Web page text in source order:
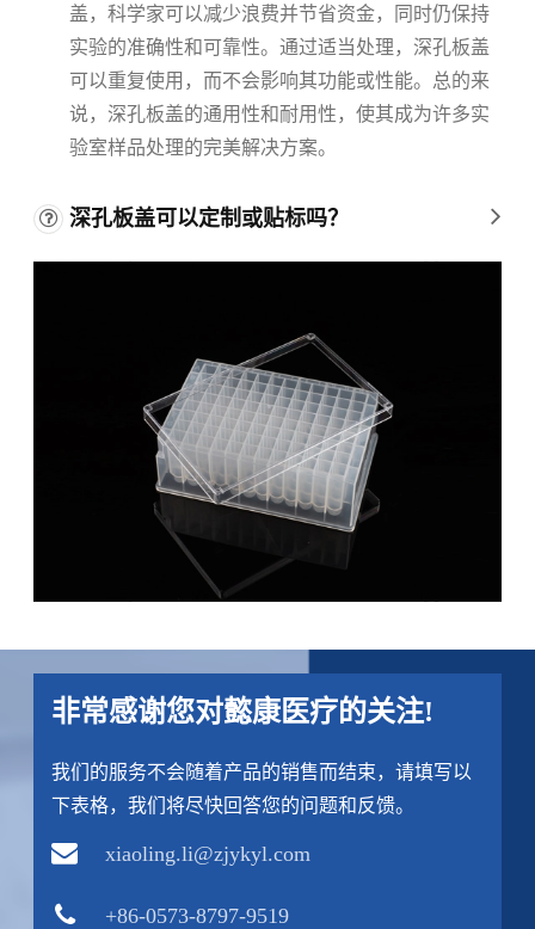
盖，科学家可以减少浪费并节省资金，同时仍保持
实验的准确性和可靠性。通过适当处理，深孔板盖
可以重复使用，而不会影响其功能或性能。总的来
说，深孔板盖的通用性和耐用性，使其成为许多实
验室样品处理的完美解决方案。
深孔板盖可以定制或贴标吗？
非常感谢您对懿康医疗的关注!
我们的服务不会随着产品的销售而结束，请填写以
下表格，我们将尽快回答您的问题和反馈。
xiaoling.li@zjykyl.com
+86-0573-8797-9519